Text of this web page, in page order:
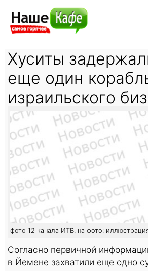
Хуситы
еще один
израильского
фото 12 канала ИТВ. на фото:
Согласно первичной
в Йемене захватили еще одно